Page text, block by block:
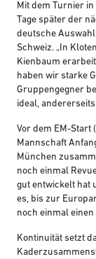
Mit dem Turnier
Tage später der
deutsche
Schweiz. „In
Kienbaum
haben wir starke
Gruppengegner
ideal,
Vor dem EM-Start
Mannschaft
München
noch einmal
gut entwickelt hat
es, bis zur
noch einmal
Kontinuität setzt